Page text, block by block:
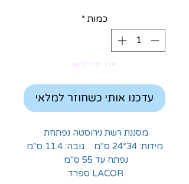
כמות *
אזל מהמלאי
עדכנו אותי כשחוזר למלאי
מסננת רשת נירוסטה נפתחת
מידות: 34*24 ס"מ גובה: 11.4 ס"מ
נפתח עד 55 ס"מ
LACOR ספרד